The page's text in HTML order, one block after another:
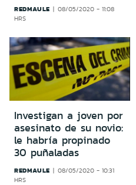
REDMAULE
08/05/2020 - 11:08
HRS
Investigan a joven por
asesinato de su novio:
le habría propinado
30 puñaladas
REDMAULE
08/05/2020 - 10:31
HRS